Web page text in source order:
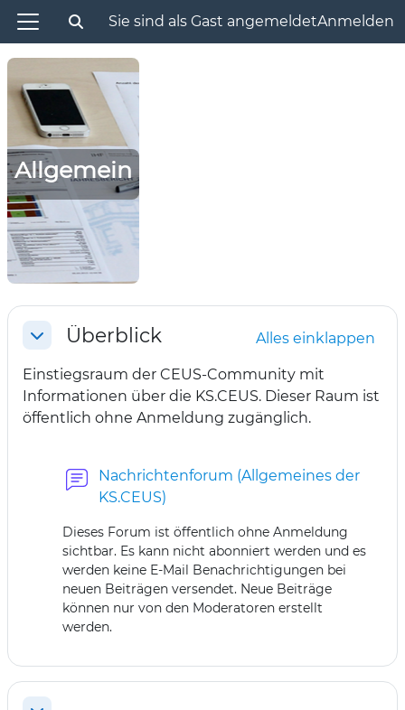
Zum Hauptinhalt
Website-Übersicht
Sucheingabe umschalten
Sie sind als Gast angemeldetAnmelden
Allgemein
Abschnittsübersicht
Einklappen
Überblick Alles einklappen
Einstiegsraum der CEUS-Community mit
Informationen über die KS.CEUS. Dieser Raum ist
öffentlich ohne Anmeldung zugänglich.
Nachrichtenforum (Allgemeines der
KS.CEUS)
Dieses Forum ist öffentlich ohne Anmeldung
sichtbar. Es kann nicht abonniert werden und es
werden keine E-Mail Benachrichtigungen bei
neuen Beiträgen versendet. Neue Beiträge
können nur von den Moderatoren erstellt
werden.